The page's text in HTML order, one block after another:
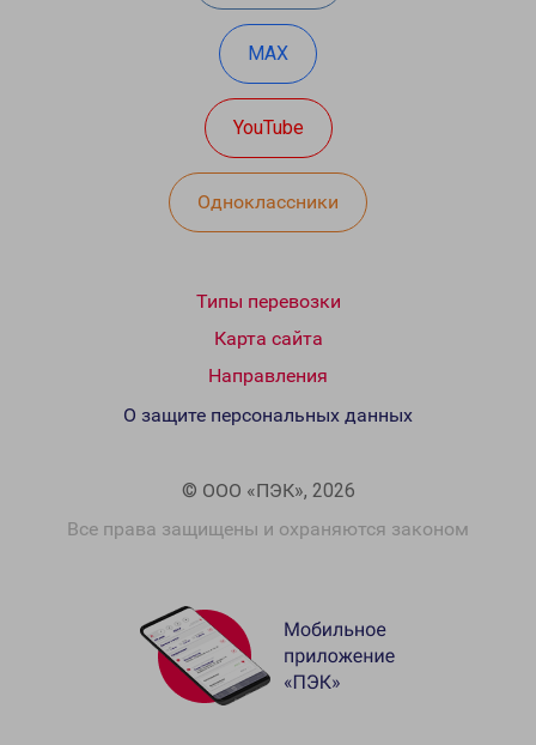
MAX
YouTube
Одноклассники
Типы перевозки
Карта сайта
Направления
© ООО «ПЭК», 2026
Все права защищены и охраняются законом
О защите персональных данных